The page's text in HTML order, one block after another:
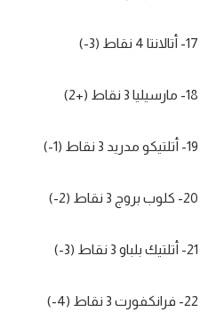
17- أتالانتا 4 نقاط (3-)
18- مارسيليا 3 نقاط (+2)
19- أتلتيكو مدريد 3 نقاط (1-)
20- كلوب بروج 3 نقاط (2-)
21- أتلتيك بلباو 3 نقاط (3-)
22- فرانكفورت 3 نقاط (4-)